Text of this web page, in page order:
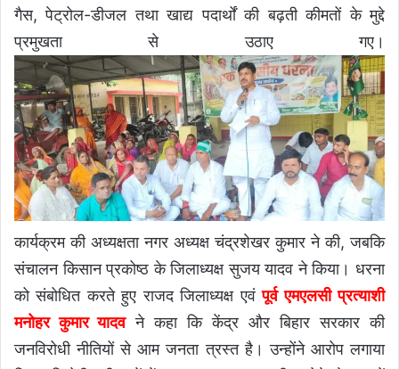
गैस, पेट्रोल-डीजल तथा खाद्य पदार्थों की बढ़ती कीमतों के मुद्दे
प्रमुखता से उठाए गए।
कार्यक्रम की अध्यक्षता नगर अध्यक्ष चंद्रशेखर कुमार ने की, जबकि
संचालन किसान प्रकोष्ठ के जिलाध्यक्ष सुजय यादव ने किया। धरना
को संबोधित करते हुए राजद जिलाध्यक्ष एवंपूर्व एमएलसी प्रत्याशी
मनोहर कुमार यादवने कहा कि केंद्र और बिहार सरकार की
जनविरोधी नीतियों से आम जनता त्रस्त है। उन्होंने आरोप लगाया